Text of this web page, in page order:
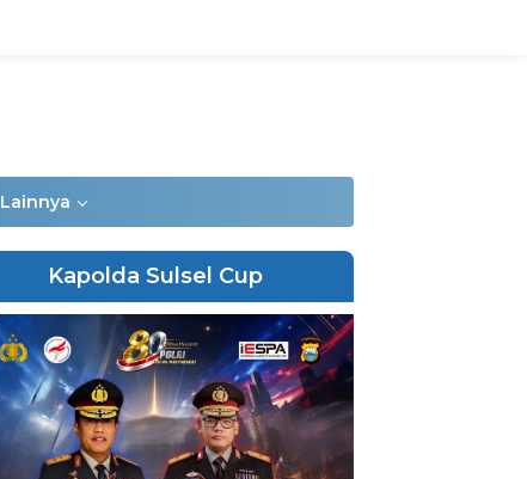
Lainnya
Kapolda Sulsel Cup